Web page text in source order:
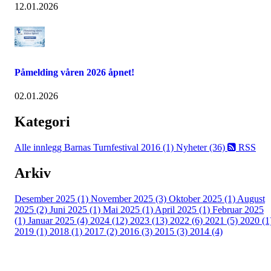
12.01.2026
Påmelding våren 2026 åpnet!
02.01.2026
Kategori
Alle innlegg Barnas Turnfestival 2016 (1) Nyheter (36) RSS
Arkiv
Desember 2025 (1) November 2025 (3) Oktober 2025 (1) August
2025 (2) Juni 2025 (1) Mai 2025 (1) April 2025 (1) Februar 2025
(1) Januar 2025 (4) 2024 (12) 2023 (13) 2022 (6) 2021 (5) 2020
2019 (1) 2018 (1) 2017 (2) 2016 (3) 2015 (3) 2014 (4)